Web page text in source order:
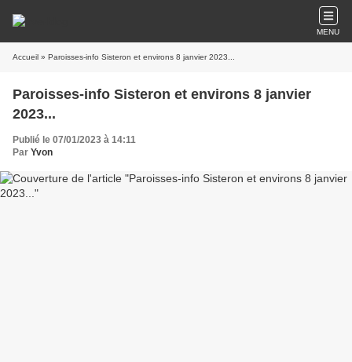
MENU
Accueil » Paroisses-info Sisteron et environs 8 janvier 2023...
Paroisses-info Sisteron et environs 8 janvier
2023...
Publié le 07/01/2023 à 14:11
Par Yvon